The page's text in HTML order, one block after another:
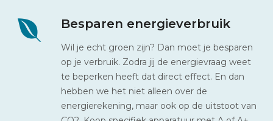
Besparen energieverbruik
Wil je echt groen zijn? Dan moet je besparen
op je verbruik. Zodra jij de energievraag weet
te beperken heeft dat direct effect. En dan
hebben we het niet alleen over de
energierekening, maar ook op de uitstoot van